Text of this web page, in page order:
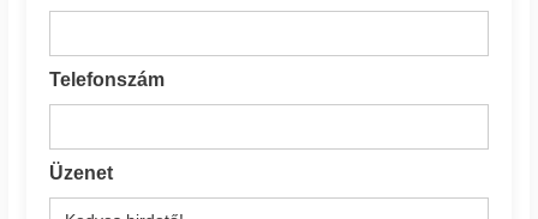
Telefonszám
Üzenet